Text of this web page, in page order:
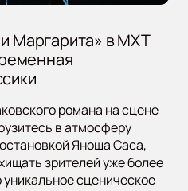
Маргарита» в МХТ
романа на сцене
в атмосферу
Яноша Саса,
зрителей уже более
уникальное сценическое